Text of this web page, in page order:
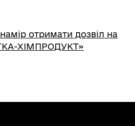
отримати дозвіл на
ХІМПРОДУКТ»